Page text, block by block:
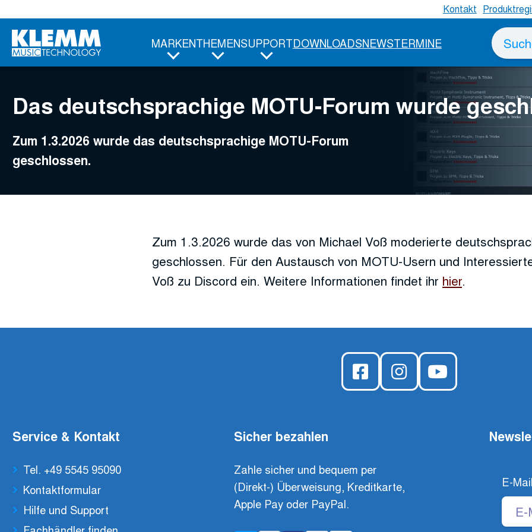
Hauptinhalt
Kontakt
MARKENTHEMENSUPPORTDOWNLOADSNEWSTERMINE
Suche
nach
Das deutschsprachige MOTU-Forum wurde
Zum 1.3.2026 wurde das deutschsprachige MOTU-Forum
geschlossen.
Zum 1.3.2026 wurde das von Michael Voß moderierte
geschlossen. Für den Austausch von MOTU-Usern und
Voß zu Discord ein. Weitere Informationen findet ihr hier.
Service & Kontakt
Tel. +49 5545 95090
Kontaktformular
Hilfe und Support
Sicher bezahlen
Zahle sicher und bequem per
(Direkt-) Überweisung, Kreditkarte,
Apple Pay oder PayPal.
E-Mail